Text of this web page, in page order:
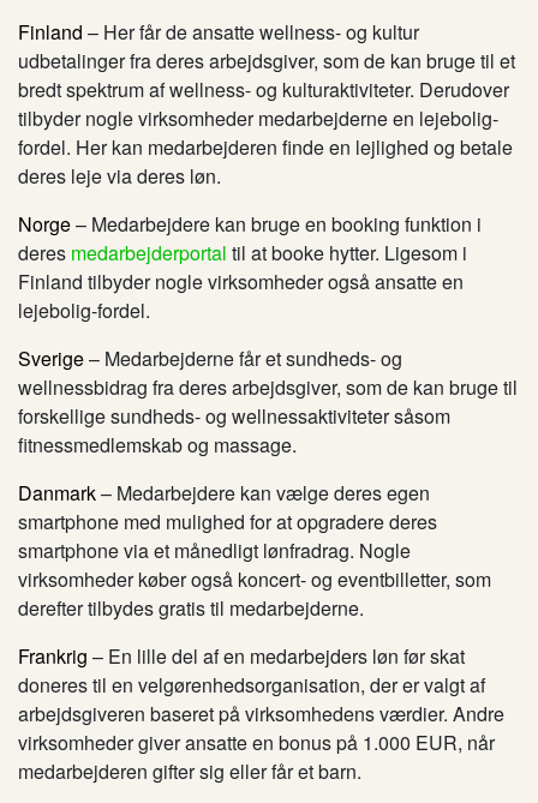
Finland – Her får de ansatte wellness- og kultur
udbetalinger fra deres arbejdsgiver, som de kan bruge til et
bredt spektrum af wellness- og kulturaktiviteter. Derudover
tilbyder nogle virksomheder medarbejderne en lejebolig-
fordel. Her kan medarbejderen finde en lejlighed og betale
deres leje via deres løn.
Norge– Medarbejdere kan bruge en booking funktion i
deres medarbejderportal til at booke hytter. Ligesom i
Finland tilbyder nogle virksomheder også ansatte en
lejebolig-fordel.
Sverige– Medarbejderne får et sundheds- og
wellnessbidrag fra deres arbejdsgiver, som de kan bruge til
forskellige sundheds- og wellnessaktiviteter såsom
fitnessmedlemskab og massage.
Danmark– Medarbejdere kan vælge deres egen
smartphone med mulighed for at opgradere deres
smartphone via et månedligt lønfradrag. Nogle
virksomheder køber også koncert- og eventbilletter, som
derefter tilbydes gratis til medarbejderne.
Frankrig – En lille del af en medarbejders løn før skat
doneres til en velgørenhedsorganisation, der er valgt af
arbejdsgiveren baseret på virksomhedens værdier. Andre
virksomheder giver ansatte en bonus på 1.000 EUR, når
medarbejderen gifter sig eller får et barn.